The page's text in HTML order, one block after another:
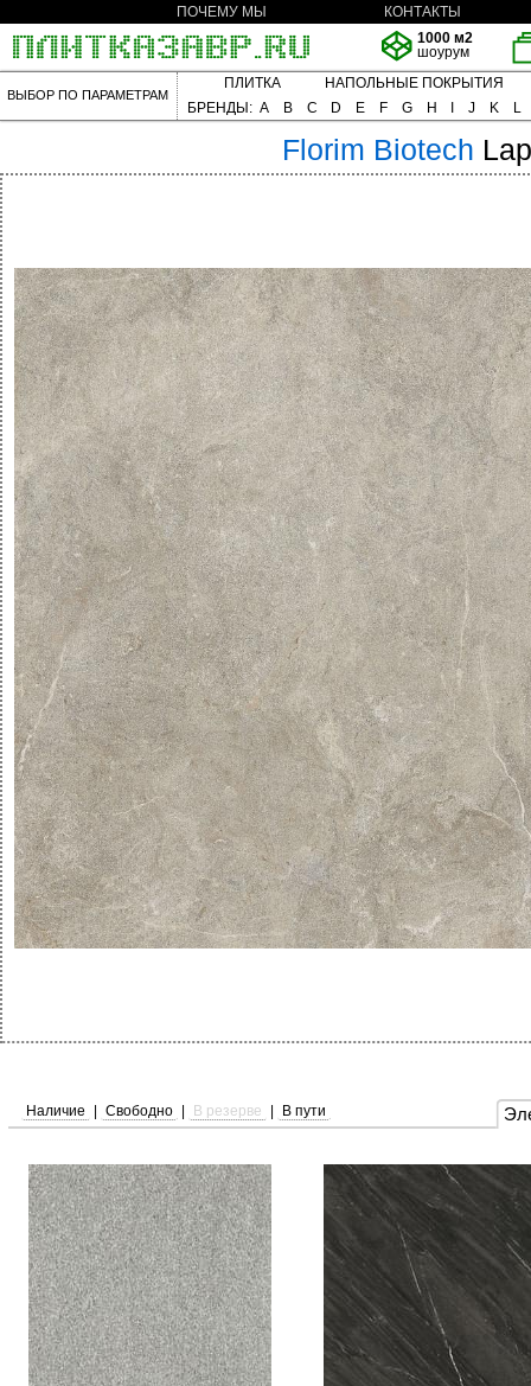
ПОЧЕМУ МЫ
КОНТАКТЫ
1000 м2
шоурум
ВЫБОР ПО ПАРАМЕТРАМ
ПЛИТКА
НАПОЛЬНЫЕ ПОКРЫТИЯ
БРЕНДЫ: A B C D E F G H J K L
Florim Biotech
Наличие Свободно В резерве В пути